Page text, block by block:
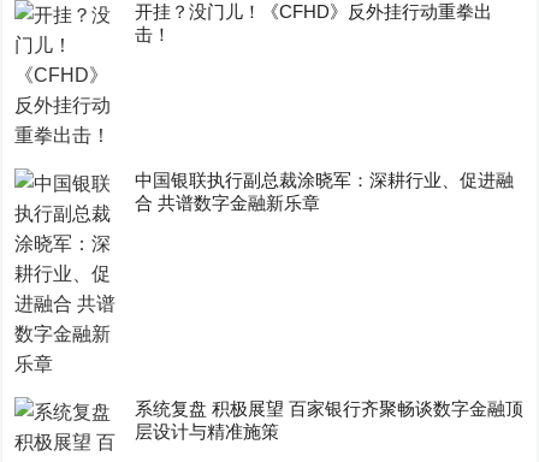
开挂？没门儿！《CFHD》反外挂行动重拳出
击！
中国银联执行副总裁涂晓军：深耕行业、促进融
合 共谱数字金融新乐章
系统复盘 积极展望 百家银行齐聚畅谈数字金融顶
层设计与精准施策